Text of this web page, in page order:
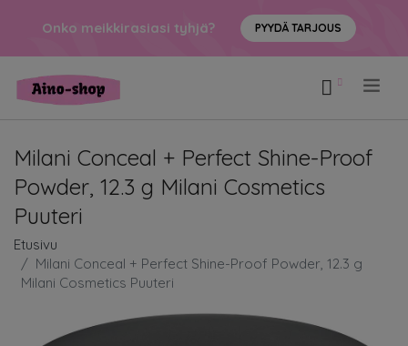
Onko meikkirasiasi tyhjä? PYYDÄ TARJOUS
Milani Conceal + Perfect Shine-Proof
Powder, 12.3 g Milani Cosmetics
Puuteri
Etusivu
Milani Conceal + Perfect Shine-Proof Powder, 12.3 g
Milani Cosmetics Puuteri